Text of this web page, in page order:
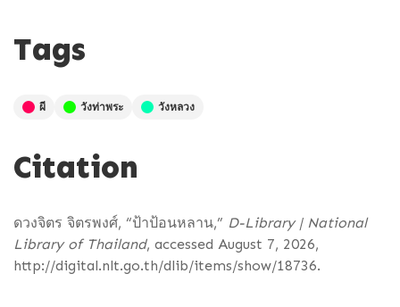
Tags
ผี วังท่าพระ วังหลวง
Citation
ดวงจิตร จิตรพงศ์, “ป้าป้อนหลาน,” D-Library | National
Library of Thailand, accessed August 7, 2026,
http://digital.nlt.go.th/dlib/items/show/18736.